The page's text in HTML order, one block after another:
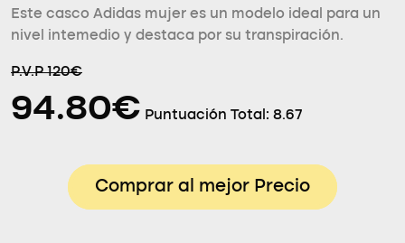
Este casco Adidas mujer es un modelo ideal para un
nivel intemedio y destaca por su transpiración.
P.V.P 120€
94.80€ Puntuación Total: 8.67
Comprar al mejor Precio